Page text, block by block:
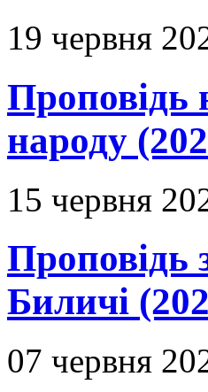
19 червня
Проповідь
народу
15 червня
Проповідь
Биличі
07 червня